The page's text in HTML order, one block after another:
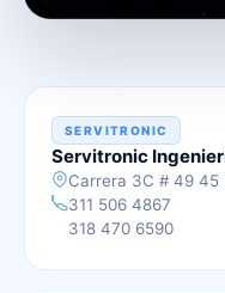
SERVITRONIC
Servitronic
Carrera 3C # 49 45
311 506 4867
318 470 6590